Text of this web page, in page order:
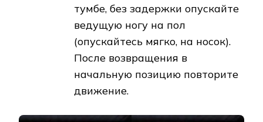
тумбе, без задержки опускайте
ведущую ногу на пол
(опускайтесь мягко, на носок).
После возвращения в
начальную позицию повторите
движение.